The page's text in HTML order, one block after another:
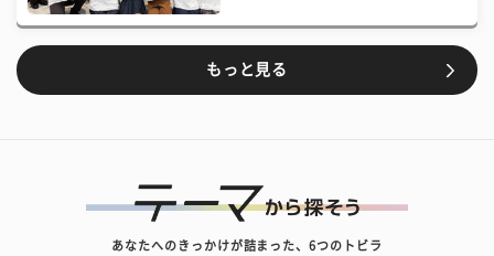
もっと見る
あなたへのきっかけが詰まった、6つのトビラ